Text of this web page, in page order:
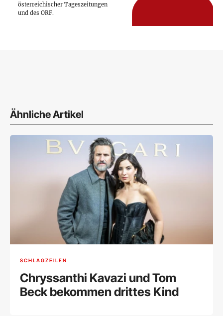
österreichischer Tageszeitungen
und des ORF.
Ähnliche Artikel
SCHLAGZEILEN
Chryssanthi Kavazi und Tom
Beck bekommen drittes Kind